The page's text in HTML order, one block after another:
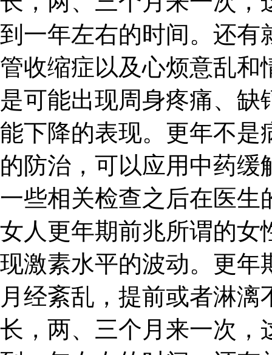
到一年左右的时间。还有
管收缩症以及心烦意乱和
是可能出现周身疼痛、
能下降的表现。更年不是
的防治，可以应用中药
一些相关检查之后在医生
女人更年期前兆所谓的女
现激素水平的波动。更年
月经紊乱，提前或者淋
长，两、三个月来一次，